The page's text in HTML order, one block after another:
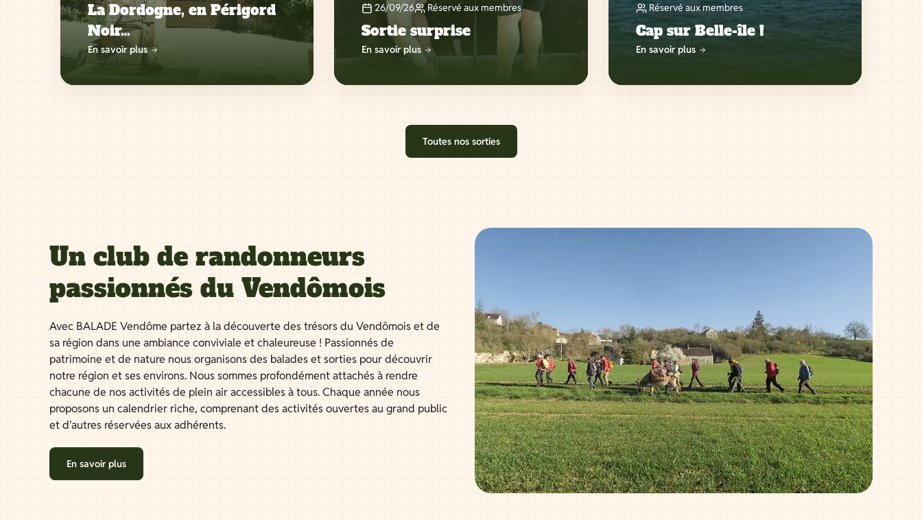
La Dordogne, en Périgord
Noir…
En savoir plus
26/09/26 Réservé aux membres
Sortie surprise
En savoir plus
Réservé aux membres
Cap sur Belle-île !
En savoir plus
Toutes nos sorties
Un club de randonneurs
passionnés du Vendômois
Avec BALADE Vendôme partez à la découverte des trésors du Vendômois et de
sa région dans une ambiance conviviale et chaleureuse ! Passionnés de
patrimoine et de nature nous organisons des balades et sorties pour découvrir
notre région et ses environs. Nous sommes profondément attachés à rendre
chacune de nos activités de plein air accessibles à tous. Chaque année nous
proposons un calendrier riche, comprenant des activités ouvertes au grand public
et d'autres réservées aux adhérents.
En savoir plus